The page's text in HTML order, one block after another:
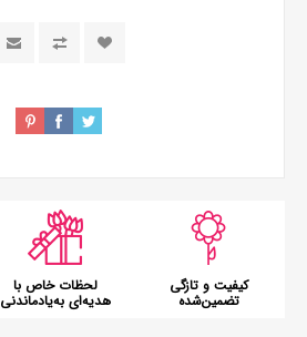
کیفیت و تازگی
تضمین‌شده
لحظات خاص با
هدیه‌ای به‌یادماندنی